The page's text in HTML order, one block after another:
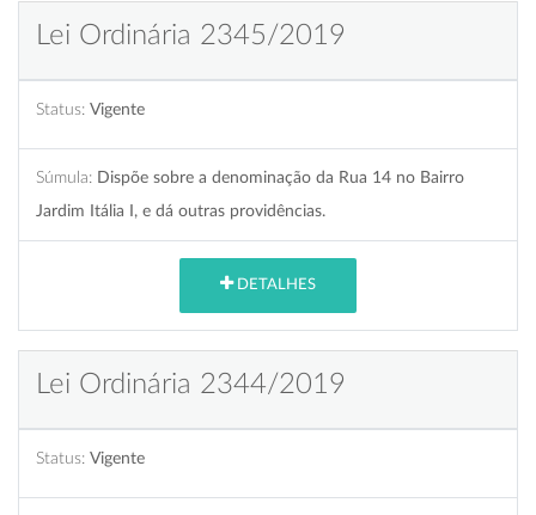
Lei Ordinária 2345/2019
Status: Vigente
Súmula: Dispõe sobre a denominação da Rua 14 no Bairro
Jardim Itália I, e dá outras providências.
DETALHES
Lei Ordinária 2344/2019
Status: Vigente